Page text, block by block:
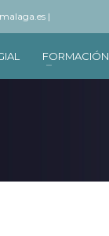
|
FORMACIÓN